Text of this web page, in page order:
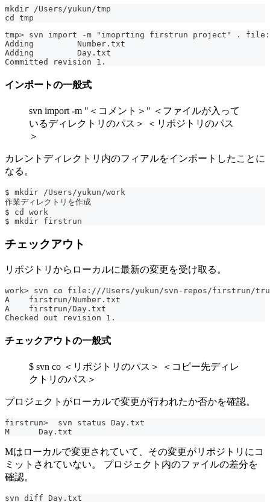
mkdir /Users/yukun/tmp
cd tmp
tmp> svn import -m "imoprting firstrun project" .
Adding         Number.txt
Adding         Day.txt
Committed revision 1.
インポートの一般式
svn import -m "＜コメント＞" ＜ファイルが入って
いるディレクトリのパス＞ ＜リポジトリのパス
＞
カレントディレクトリ内のフィアルをインポートしたことに
なる。
$ mkdir /Users/yukun/work
作業ディレクトリを作成
$ cd work
$ mkdir firstrun
チェックアウト
リポジトリからローカルに最新の変更を受け取る。
work> svn co file:///Users/yukun/svn-repos/firstrun/
A    firstrun/Number.txt
A    firstrun/Day.txt
Checked out revision 1.
チェックアウトの一般式
$ svn co ＜リポジトリのパス＞ ＜コピー先ディレ
クトリのパス＞
プロジェクトがローカルで変更が行われたか否かを確認。
firstrun>  svn status Day.txt
M      Day.txt
Mはローカルで変更されていて、その変更がリポジトリにコ
ミットされていない。 プロジェクト内のファイルの差分を
確認。
svn diff Day.txt